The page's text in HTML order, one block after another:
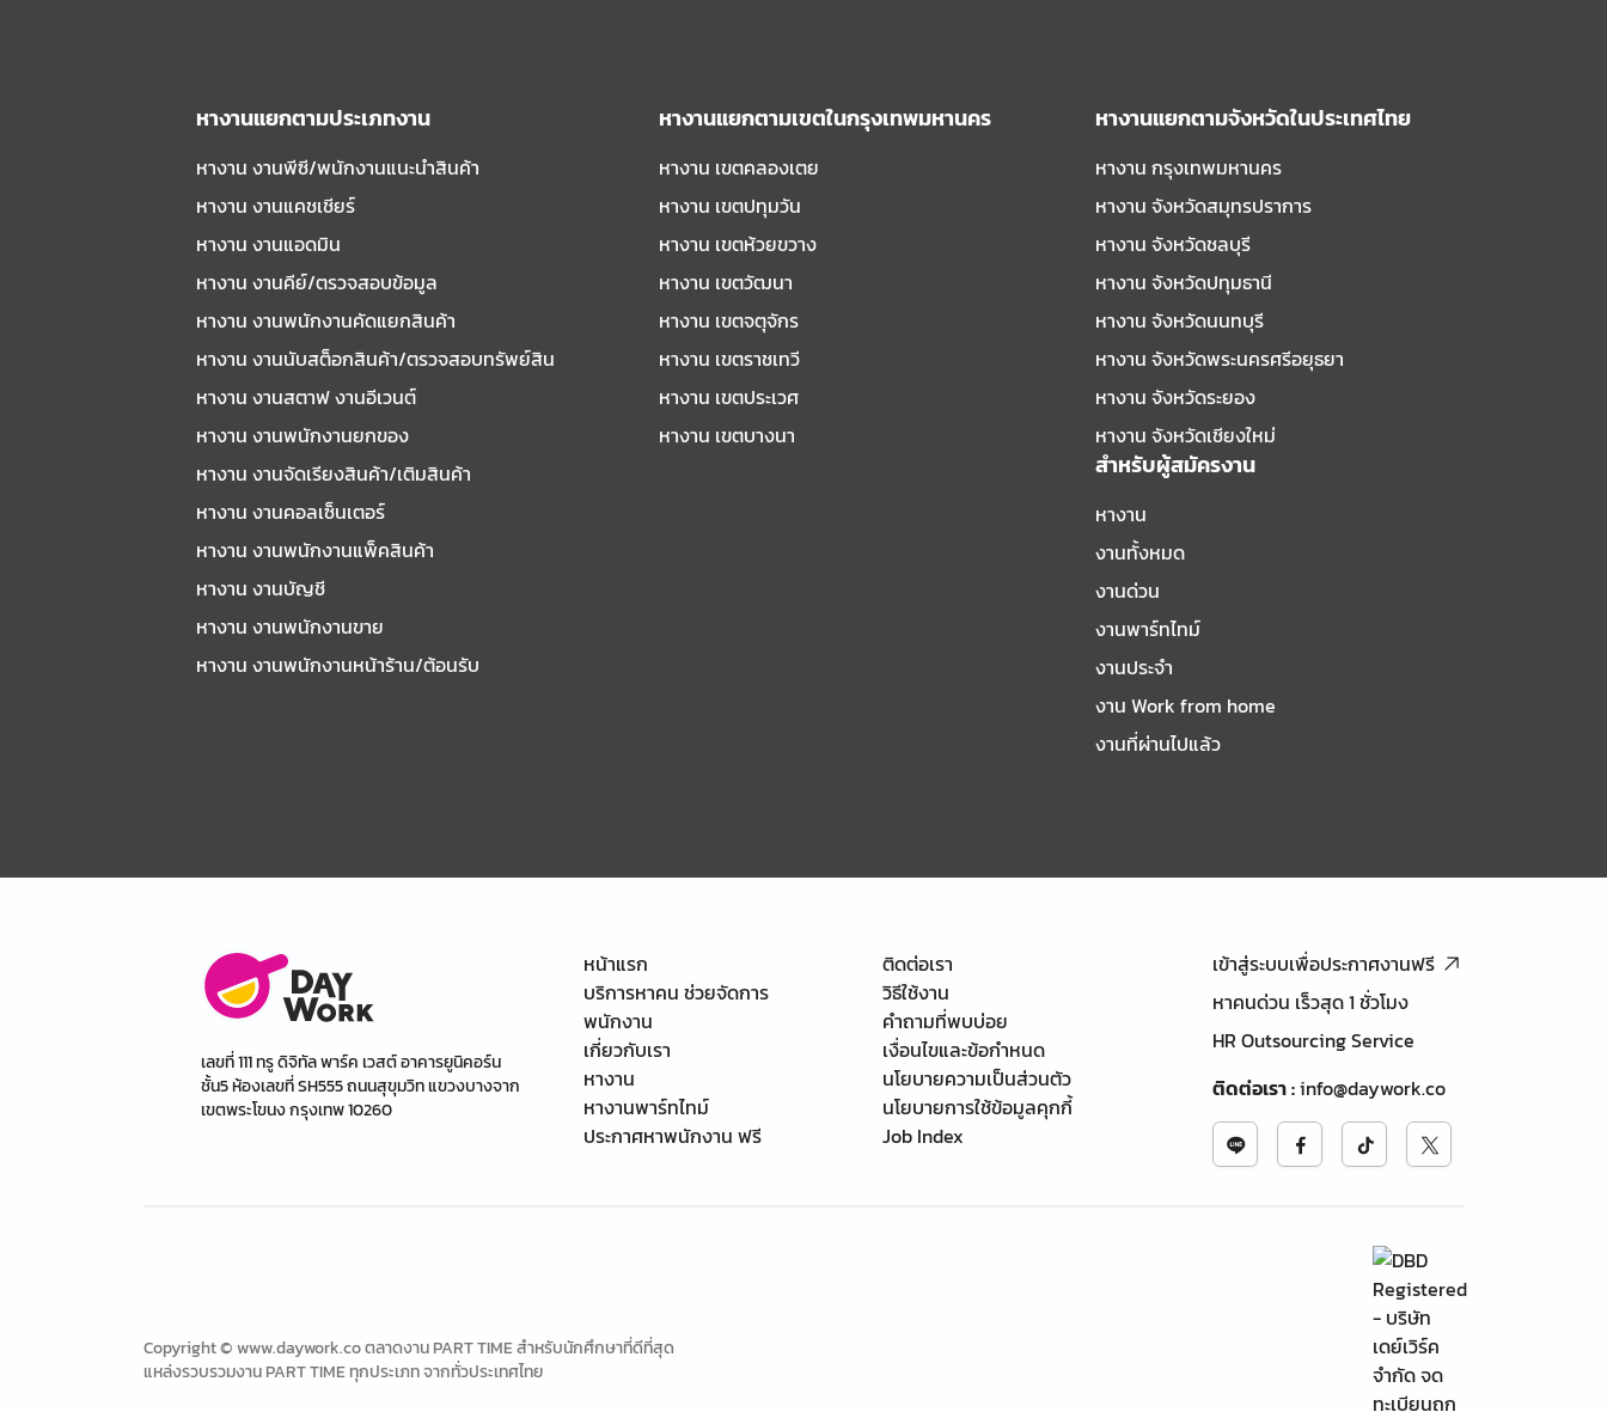
หางานแยกตามประเภทงาน
หางาน งานพีซี/พนักงานแนะนําสินค้า
หางาน งานแคชเชียร์
หางาน งานแอดมิน
หางาน งานคีย์/ตรวจสอบข้อมูล
หางาน งานพนักงานคัดแยกสินค้า
หางาน งานนับสต็อกสินค้า/ตรวจสอบทรัพย์สิน
หางาน งานสตาฟ งานอีเวนต์
หางาน งานพนักงานยกของ
หางาน งานจัดเรียงสินค้า/เติมสินค้า
หางาน งานคอลเซ็นเตอร์
หางาน งานพนักงานแพ็คสินค้า
หางาน งานบัญชี
หางาน งานพนักงานขาย
หางาน งานพนักงานหน้าร้าน/ต้อนรับ
หางานแยกตามเขตในกรุงเทพมหานคร
หางาน เขตคลองเตย
หางาน เขตปทุมวัน
หางาน เขตห้วยขวาง
หางาน เขตวัฒนา
หางาน เขตจตุจักร
หางาน เขตราชเทวี
หางาน เขตประเวศ
หางาน เขตบางนา
หางานแยกตามจังหวัดในประเทศไทย
หางาน กรุงเทพมหานคร
หางาน จังหวัดสมุทรปราการ
หางาน จังหวัดชลบุรี
หางาน จังหวัดปทุมธานี
หางาน จังหวัดนนทบุรี
หางาน จังหวัดพระนครศรีอยุธยา
หางาน จังหวัดระยอง
หางาน จังหวัดเชียงใหม่
สำหรับผู้สมัครงาน
หางาน
งานทั้งหมด
งานด่วน
งานพาร์ทไทม์
งานประจำ
งาน Work from home
งานที่ผ่านไปแล้ว
เลขที่ 111 ทรู ดิจิทัล พาร์ค เวสต์ อาคารยูนิคอร์น
ชั้น5 ห้องเลขที่ SH555 ถนนสุขุมวิท แขวงบางจาก
เขตพระโขนง กรุงเทพ 10260
หน้าแรก
บริการหาคน ช่วยจัดการ
พนักงาน
เกี่ยวกับเรา
หางาน
หางานพาร์ทไทม์
ประกาศหาพนักงาน ฟรี
ติดต่อเรา
วิธีใช้งาน
คำถามที่พบบ่อย
เงื่อนไขและข้อกำหนด
นโยบายความเป็นส่วนตัว
นโยบายการใช้ข้อมูลคุกกี้
Job Index
เข้าสู่ระบบเพื่อประกาศงานฟรี
หาคนด่วน เร็วสุด 1 ชั่วโมง
HR Outsourcing Service
ติดต่อเรา:info@daywork.co
Copyright © www.daywork.co ตลาดงาน PART TIME สำหรับนักศึกษาที่ดีที่สุด
แหล่งรวบรวมงาน PART TIME ทุกประเภท จากทั่วประเทศไทย